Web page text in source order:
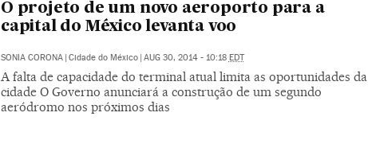
O projeto de um novo aeroporto para a
capital do México levanta voo
SONIA CORONA | Cidade do México | AUG 30, 2014 - 10:18 EDT
A falta de capacidade do terminal atual limita as oportunidades da
cidade O Governo anunciará a construção de um segundo
aeródromo nos próximos dias